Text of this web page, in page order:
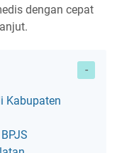
dengan cepat
Kabupaten